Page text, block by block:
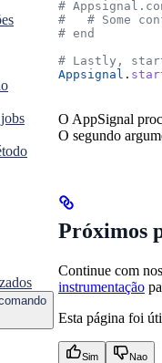
#
#   # Some
# end
# Lastly, start
Appsignal .
O AppSignal
O segundo
Próximos
Continue com
instrumentação
Esta página foi
Sim Nao